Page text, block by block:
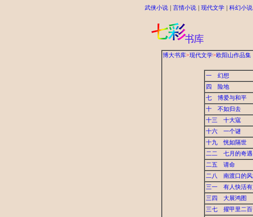
武侠小说 言情小说 现代文学 科幻小说
博大书库>现代文学>欧阳山作品集
一 幻想
四 险地
七 博爱与和平
十 不如归去
十三 十大寇
十六 一个谜
十九 恍如隔世
二二 七月的奇遇
二五 请命
二八 南渡口的风
三一 有人快活有
三四 大展鸿图
三七 擢甲里二百